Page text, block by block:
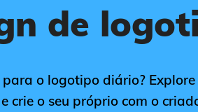
de
o logotipo diário? Explore
crie o seu próprio com o